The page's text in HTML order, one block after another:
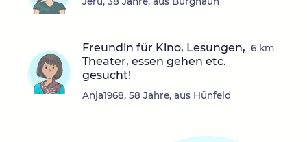
Freundin für Kino, Lesungen,
Theater, essen gehen etc.
gesucht!
Anja1968, 58 Jahre, aus Hünfeld
6 km